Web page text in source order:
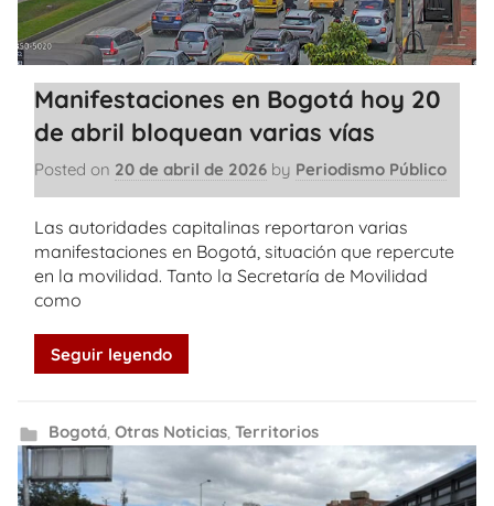
Manifestaciones en Bogotá hoy 20
de abril bloquean varias vías
Posted on 20 de abril de 2026 by Periodismo Público
Las autoridades capitalinas reportaron varias
manifestaciones en Bogotá, situación que repercute
en la movilidad. Tanto la Secretaría de Movilidad
como
Seguir leyendo
Bogotá, Otras Noticias, Territorios